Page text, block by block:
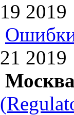
19 2019
Ошибки
21 2019
Москва